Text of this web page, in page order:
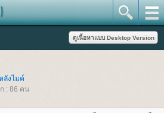
ลังไมค์
: 86 คน